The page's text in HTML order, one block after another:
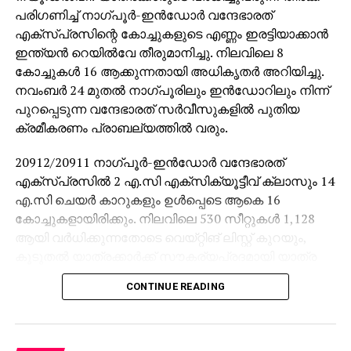
പരിഗണിച്ച് നാഗ്പൂര്‍-ഇന്‍ഡോര്‍ വന്ദേഭാരത്
എക്‌സ്പ്രസിന്റെ കോച്ചുകളുടെ എണ്ണം ഇരട്ടിയാക്കാന്‍
ഇന്ത്യന്‍ റെയില്‍വേ തീരുമാനിച്ചു. നിലവിലെ 8
കോച്ചുകള്‍ 16 ആക്കുന്നതായി അധികൃതര്‍ അറിയിച്ചു.
നവംബര്‍ 24 മുതല്‍ നാഗ്പൂരിലും ഇന്‍ഡോറിലും നിന്ന്
പുറപ്പെടുന്ന വന്ദേഭാരത് സര്‍വീസുകളില്‍ പുതിയ
ക്രമീകരണം പ്രാബല്യത്തില്‍ വരും.
20912/20911 നാഗ്പൂര്‍-ഇന്‍ഡോര്‍ വന്ദേഭാരത്
എക്‌സ്പ്രസില്‍ 2 എ.സി എക്‌സിക്യൂട്ടീവ് ക്ലാസും 14
എ.സി ചെയര്‍ കാറുകളും ഉള്‍പ്പെടെ ആകെ 16
കോച്ചുകളായിരിക്കും. നിലവിലെ 530 സീറ്റുകള്‍ 1,128
ആയി വര്‍ധിക്കുന്നതോടെ വെയ്റ്റിങ് ലിസ്റ്റ് കുറയും,
നടത്താനും സാധിക്കും.
നവീകരിച്ച സൗകര്യങ്ങള്‍ എന്നിവയാണ് വന്ദേഭാരത്
ട്രെയിനുകളിലേക്ക് യാത്രക്കാരെ
CONTINUE READING